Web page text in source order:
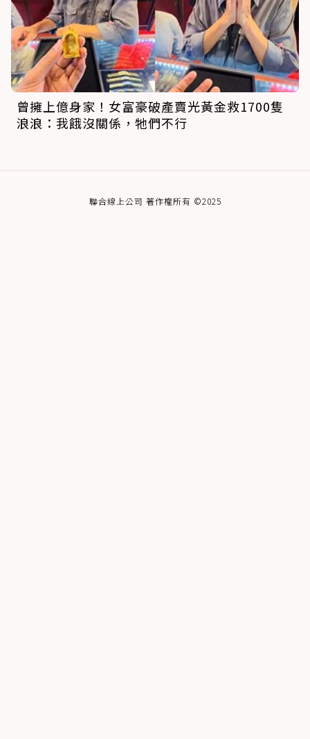
曾擁上億身家！女富豪破產賣光黃金救1700隻
浪浪：我餓沒關係，牠們不行
聯合線上公司 著作權所有 ©2025